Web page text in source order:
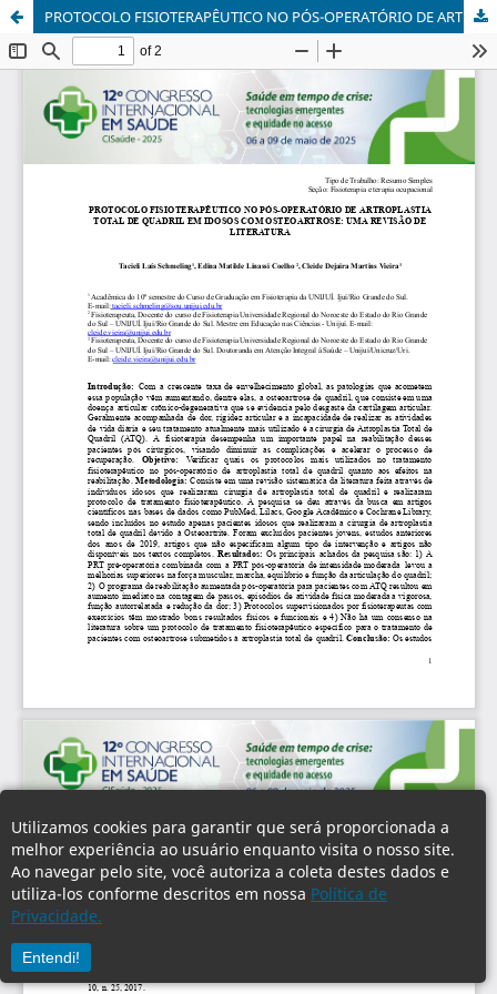
Utilizamos cookies para garantir que será proporcionada a
melhor experiência ao usuário enquanto visita o nosso site.
Ao navegar pelo site, você autoriza a coleta destes dados e
utiliza-los conforme descritos em nossa Política de
Privacidade.
Entendi!
PROTOCOLO FISIOTERAPÊUTICO NO PÓS-OPERATÓRIO DE ARTROPLASTIA TOTAL DE QUADRIL EM IDOSOS COM OSTEOARTROSE: UMA REVISÃO DE LITERATURA